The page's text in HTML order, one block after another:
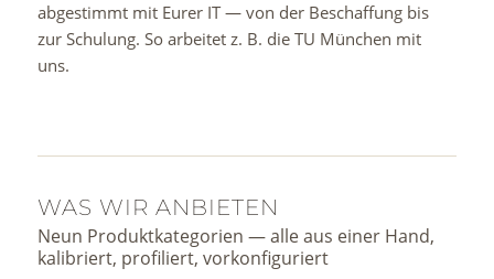
abgestimmt mit Eurer IT — von der Beschaffung bis
zur Schulung. So arbeitet z. B. die TU München mit
uns.
WAS WIR ANBIETEN
Neun Produktkategorien — alle aus einer Hand,
kalibriert, profiliert, vorkonfiguriert